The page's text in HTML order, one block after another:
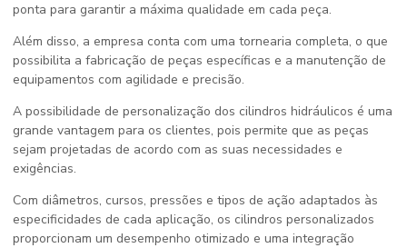
ponta para garantir a máxima qualidade em cada peça.
Além disso, a empresa conta com uma tornearia completa, o que
possibilita a fabricação de peças específicas e a manutenção de
equipamentos com agilidade e precisão.
A possibilidade de personalização dos cilindros hidráulicos é uma
grande vantagem para os clientes, pois permite que as peças
sejam projetadas de acordo com as suas necessidades e
exigências.
Com diâmetros, cursos, pressões e tipos de ação adaptados às
especificidades de cada aplicação, os cilindros personalizados
proporcionam um desempenho otimizado e uma integração